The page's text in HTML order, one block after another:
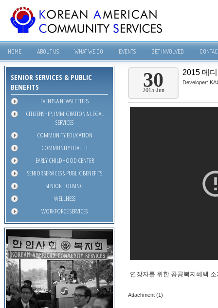
HOME ABOUT US WHAT WE DO EVENTS GET INVOLVED
SENIOR SERVICES & PUBLIC
BENEFITS
EVENTS & NEWSLETTERS
CITIZENSHIP, IMMIGRATION & LEGAL
SERVICES
COMMUNITY EDUCATION
COMMUNITY HEALTH
EARLY CHILDHOOD CENTER
SENIOR SERVICES & PUBLIC BENEFITS
SENIOR HOUSING
WELLNESS
WORKFORCE SERVICES
30
2015-Jun
2015 메
Developer:
연장자를 위한 공공복지혜택
Attachment (1)